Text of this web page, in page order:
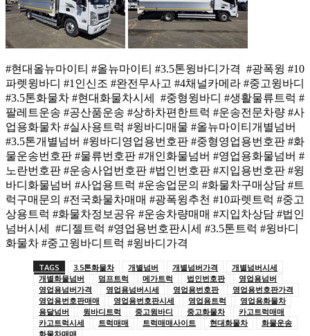
#현대올뉴마이티 #올뉴마이티 #3.5톤윙바디가격 #광폭윙 #10
파렛윙바디 #1인신조 #완전무사고 #4채널카메라 #중고윙바디
#3.5톤화물차 #현대화물차시세 #중형윙바디 #생활물류트럭 #
팔레트운송 #공산품운송 #상하차편한트럭 #운송전문차량 #사
업용화물차 #실사용트럭 #윙바디매물 #올뉴마이티개별넘버
#3.5톤개별넘버 #윙바디영업용번호판 #중형영업용번호판 #화
물운송번호판 #물류번호판 #개인화물넘버 #영업용화물넘버 #
노란번호판 #운송사업번호판 #법인번호판 #지입용번호판 #윙
바디화물넘버 #사업용트럭 #운송업문의 #화물차구매상담 #트
럭구매문의 #전국화물차매매 #광폭윙추천 #10파렛트럭 #중고
상용트럭 #화물차정보공유 #운송차량매매 #지입차상담 #법인
넘버시세 #디젤트럭 #영업용번호판시세 #3.5톤트럭 #윙바디
화물차 #중고윙바디트럭 #윙바디가격
TAGS 3.5톤화물차 개별넘버 개별넘버가격
개별넘버시세
개별화물넘버
덤프트럭 메가트럭 법인번호판
영업용넘버
영업용넘버가격
영업용넘버시세 영업용번호판
영업용번호판가격
영업용번호판매매
영업용번호판시세 영업용트럭
영업용화물차
용달넘버
윙바디트럭 중고윙바디 중고화물차
카고트럭매매
카고트럭시세
트럭매매 트럭매매사이트 현대화물차
화물운송
화물차매매